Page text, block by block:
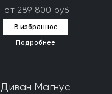
от 289 800 руб.
В избранное
Подробнее
Диван Магнус